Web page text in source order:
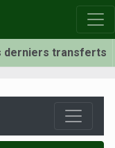
derniers transferts